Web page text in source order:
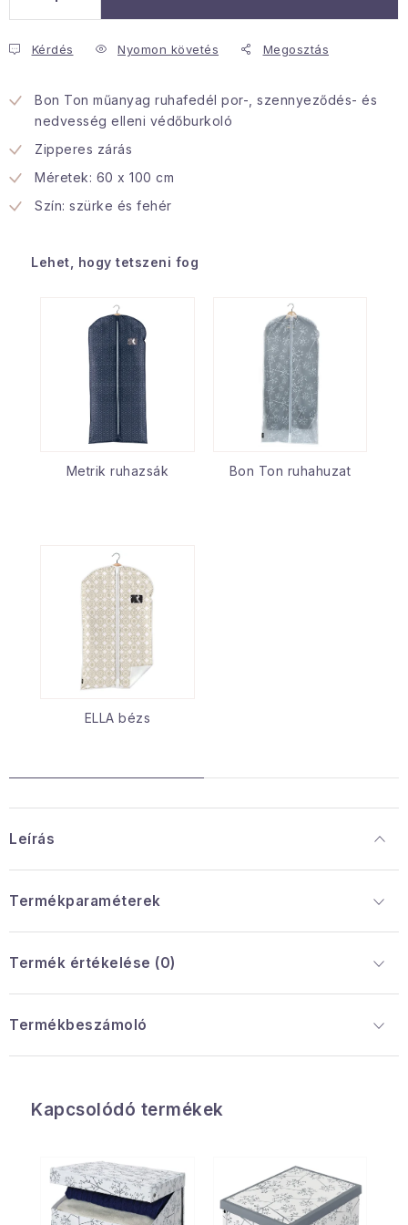
A személyes adatok védelmének feltételei
Kérdés Nyomon követés Megosztás
Bon Ton műanyag ruhafedél por-, szennyeződés- és
nedvesség elleni védőburkoló
Zipperes zárás
Méretek: 60 x 100 cm
Szín: szürke és fehér
Lehet, hogy tetszeni fog
Metrik ruhazsák Bon Ton ruhahuzat
ELLA bézs
Leírás
Termékparaméterek
Termék értékelése (0)
Termékbeszámoló
Kapcsolódó termékek